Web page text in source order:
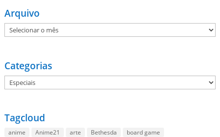
Arquivo
Arquivo
Categorias
Categorias
Tagcloud
anime Anime21 arte Bethesda
board game